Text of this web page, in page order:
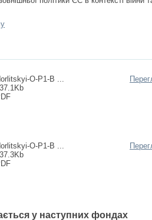
O-P1-B ...
O-P1-B ...
у наступних фондах